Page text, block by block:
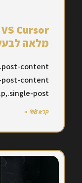
מלאה לבעלי
content
post-content
p,.single-post…
קרא עוד »